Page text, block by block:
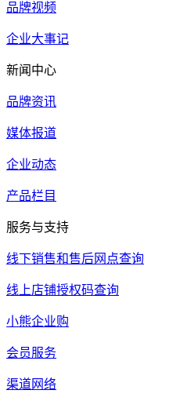
品牌视频
企业大事记
新闻中心
品牌资讯
媒体报道
企业动态
产品栏目
服务与支持
线下销售和售后网点查询
线上店铺授权码查询
小熊企业购
会员服务
渠道网络